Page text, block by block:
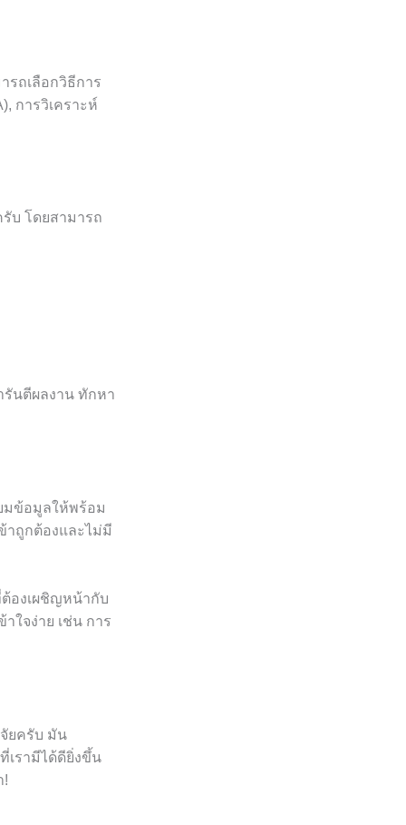
รถเลือกวิธีการ
การวิเคราะห์
บ โดยสามารถ
นตีผลงาน ทักหา
มข้อมูลให้พร้อม
าถูกต้องและไม่มี
องเผชิญหน้ากับ
ใจง่าย เช่น การ
ยครับ มัน
เรามีได้ดียิ่งขึ้น
!